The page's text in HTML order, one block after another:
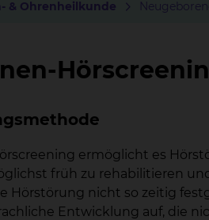
& Ohrenheilkunde
ermöglicht es
früh zu rehabilitieren
Hörstörung nicht so zeitig
Entwicklung auf, die